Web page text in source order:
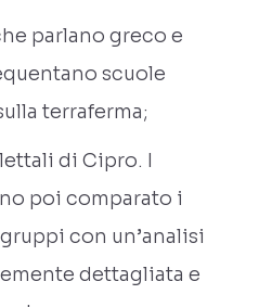
parlano greco e
scuole
terraferma;
di Cipro. I
poi comparato i
con un’analisi
dettagliata e